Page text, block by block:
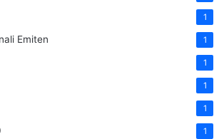
1
Emiten 1
1
1
1
1